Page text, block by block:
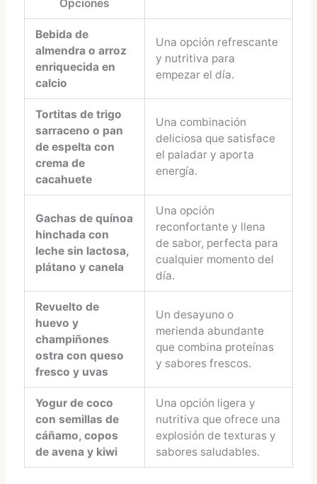
Opciones
Bebida de
almendra o arroz
enriquecida en
calcio
Una opción refrescante
y nutritiva para
empezar el día.
Tortitas de trigo
sarraceno o pan
de espelta con
crema de
cacahuete
Una combinación
deliciosa que satisface
el paladar y aporta
energía.
Gachas de quínoa
hinchada con
leche sin lactosa,
plátano y canela
Una opción
reconfortante y llena
de sabor, perfecta para
cualquier momento del
día.
Revuelto de
huevo y
champiñones
ostra con queso
fresco y uvas
Un desayuno o
merienda abundante
que combina proteínas
y sabores frescos.
Yogur de coco
con semillas de
cáñamo, copos
de avena y kiwi
Una opción ligera y
nutritiva que ofrece una
explosión de texturas y
sabores saludables.